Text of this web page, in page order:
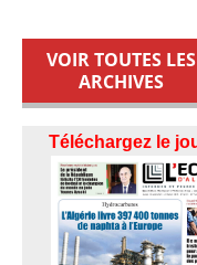
VOIR TOUTES LES
ARCHIVES